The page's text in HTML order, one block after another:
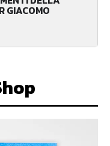
GIACOMO